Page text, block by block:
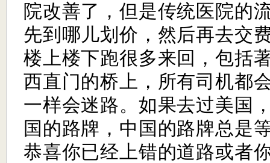
院改善了，但是传统医院的
先到哪儿划价，然后再去交
楼上楼下跑很多来回，包括
西直门的桥上，所有司机都
一样会迷路。如果去过美国
国的路牌，中国的路牌总是
恭喜你已经上错的道路或者